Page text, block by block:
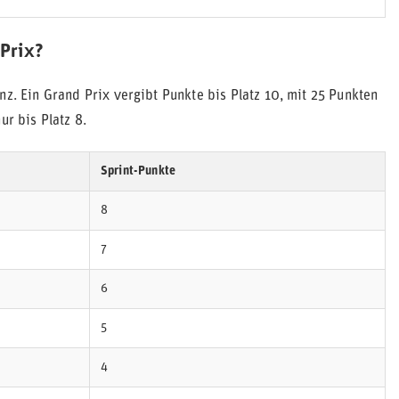
Ein Grand Prix vergibt Punkte bis Platz 10, mit 25 Punkten
bis Platz 8.
Sprint-Punkte
8
7
6
5
4